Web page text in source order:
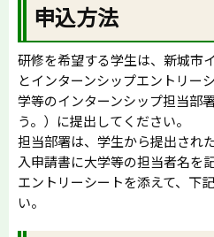
申込方法
研修を希望する学生は、新城市
とインターンシップエントリー
学等のインターンシップ担当部
う。）に提出してください。
担当部署は、学生から提出され
入申請書に大学等の担当者名を
エントリーシートを添えて、下
い。